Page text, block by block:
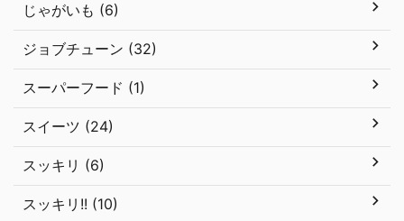
じゃがいも (6)
ジョブチューン (32)
スーパーフード (1)
スイーツ (24)
スッキリ (6)
スッキリ!! (10)